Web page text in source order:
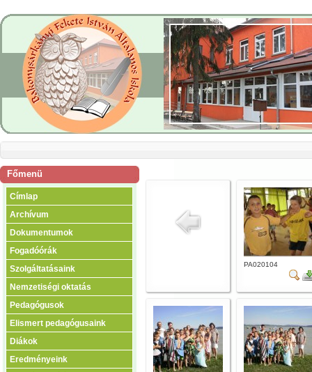
Főmenü
Címlap
Archívum
Dokumentumok
Fogadóórák
Szolgáltatásaink
Nemzetiségi oktatás
Pedagógusok
Elismert pedagógusaink
Diákok
Eredményeink
PA020104